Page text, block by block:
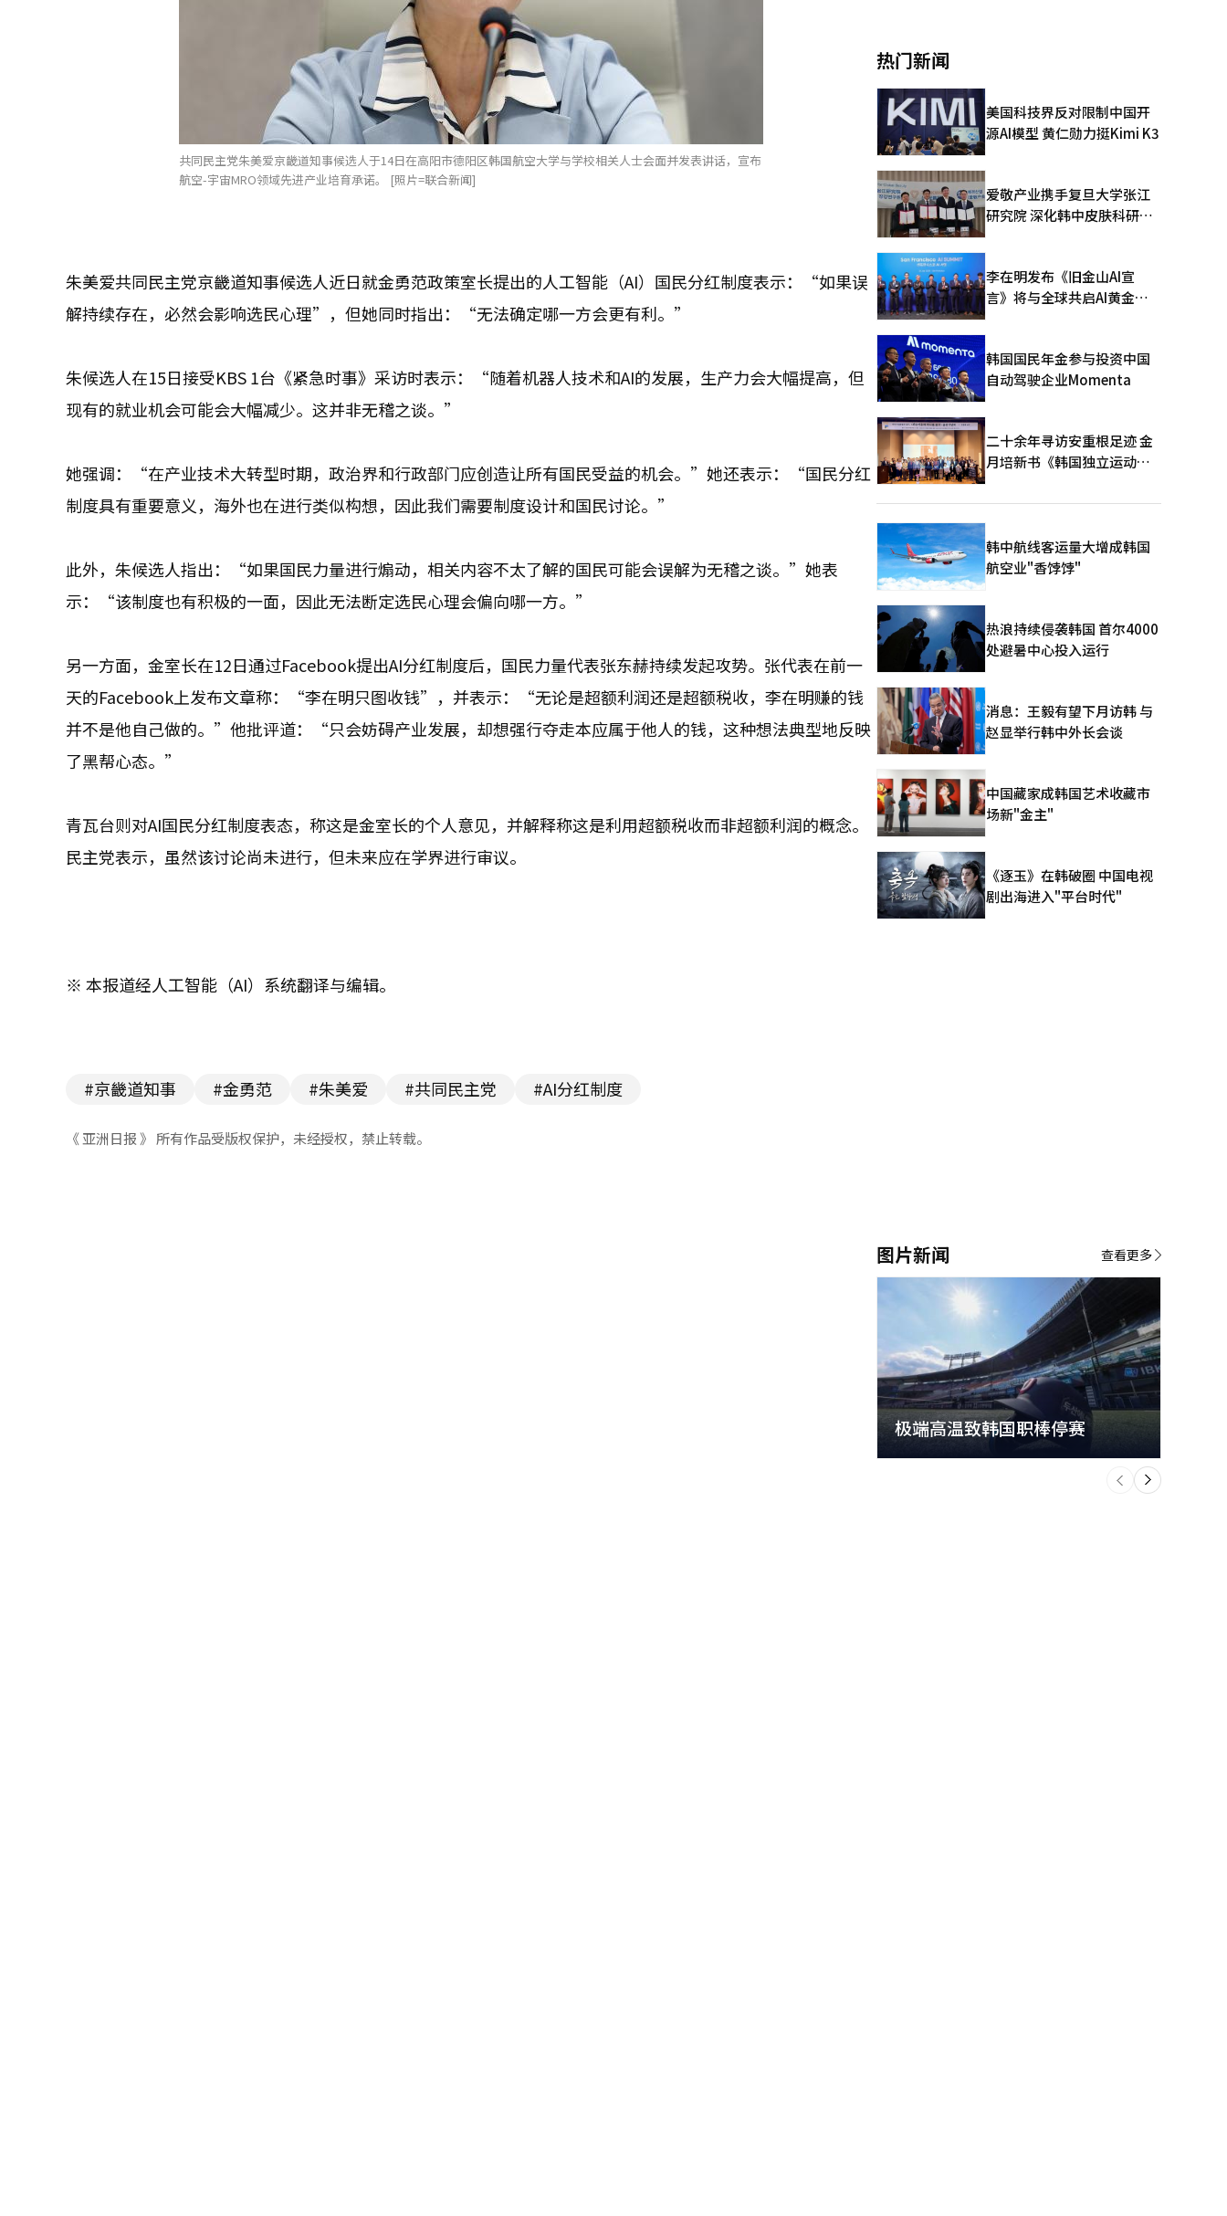
共同民主党朱美爱京畿道知事候选人于14日在高阳市德阳区韩国航空大学与学校相关人士会面并发表讲话，宣布
航空-宇宙MRO领域先进产业培育承诺。 [照片=联合新闻]
朱美爱共同民主党京畿道知事候选人近日就金勇范政策室长提出的人工智能（AI）国民分红制度表示：“如果误
解持续存在，必然会影响选民心理”，但她同时指出：“无法确定哪一方会更有利。”
朱候选人在15日接受KBS 1台《紧急时事》采访时表示：“随着机器人技术和AI的发展，生产力会大幅提高，但
现有的就业机会可能会大幅减少。这并非无稽之谈。”
她强调：“在产业技术大转型时期，政治界和行政部门应创造让所有国民受益的机会。”她还表示：“国民分红
制度具有重要意义，海外也在进行类似构想，因此我们需要制度设计和国民讨论。”
此外，朱候选人指出：“如果国民力量进行煽动，相关内容不太了解的国民可能会误解为无稽之谈。”她表
示：“该制度也有积极的一面，因此无法断定选民心理会偏向哪一方。”
另一方面，金室长在12日通过Facebook提出AI分红制度后，国民力量代表张东赫持续发起攻势。张代表在前一
天的Facebook上发布文章称：“李在明只图收钱”，并表示：“无论是超额利润还是超额税收，李在明赚的钱
并不是他自己做的。”他批评道：“只会妨碍产业发展，却想强行夺走本应属于他人的钱，这种想法典型地反映
了黑帮心态。”
青瓦台则对AI国民分红制度表态，称这是金室长的个人意见，并解释称这是利用超额税收而非超额利润的概念。
民主党表示，虽然该讨论尚未进行，但未来应在学界进行审议。
※ 本报道经人工智能（AI）系统翻译与编辑。
#京畿道知事 #金勇范 #朱美爱 #共同民主党 #AI分红制度
《 亚洲日报 》 所有作品受版权保护，未经授权，禁止转载。
热门新闻
美国科技界反对限制中国开
源AI模型 黄仁勋力挺Kimi K3
爱敬产业携手复旦大学张江
研究院 深化韩中皮肤科研合
李在明发布《旧金山AI宣
言》将与全球共启AI黄金时
韩国国民年金参与投资中国
自动驾驶企业Momenta
二十余年寻访安重根足迹 金
月培新书《韩国独立运动圣
版
韩中航线客运量大增成韩国
航空业"香饽饽"
热浪持续侵袭韩国 首尔4000
处避暑中心投入运行
消息：王毅有望下月访韩 与
赵显举行韩中外长会谈
中国藏家成韩国艺术收藏市
场新"金主"
《逐玉》在韩破圈 中国电视
剧出海进入"平台时代"
图片新闻
极端高温致韩国职棒停赛
下
一
个
查看更多